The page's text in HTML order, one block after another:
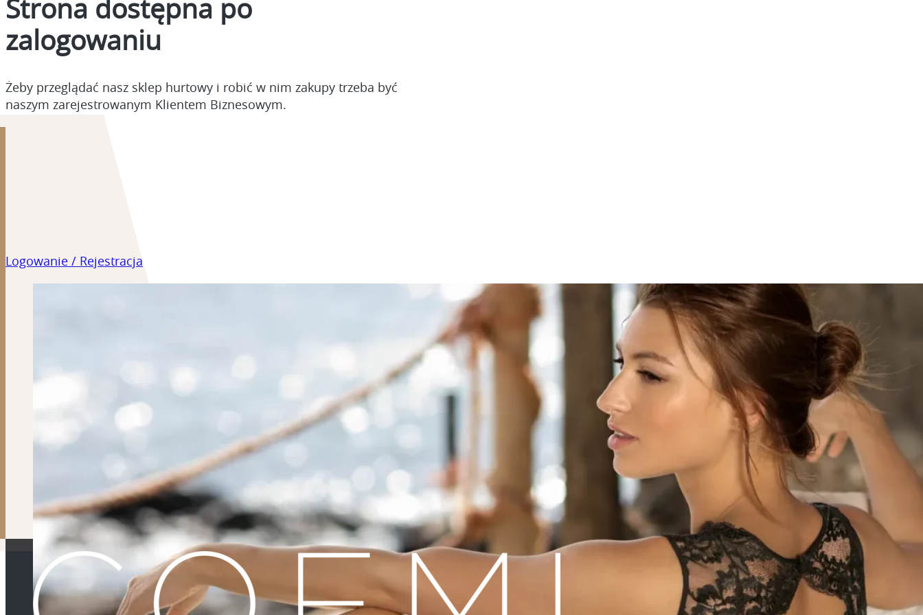
Strona dostępna po
zalogowaniu
Żeby przeglądać nasz sklep hurtowy i robić w nim zakupy trzeba być
naszym zarejestrowanym Klientem Biznesowym.
Logowanie / Rejestracja